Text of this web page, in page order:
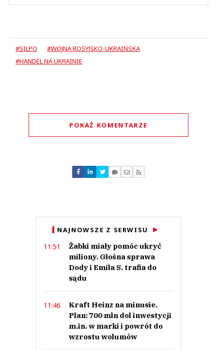
#SILPO
#WOJNA ROSYJSKO-UKRAIŃSKA
#HANDEL NA UKRAINIE
POKAŻ KOMENTARZE
Nie znaleziono komentarzy
Zostaw swoje komentarze
NAJNOWSZE Z SERWISU
11:51
Żabki miały pomóc ukryć
miliony. Głośna sprawa
Dody i Emila S. trafia do
sądu
11:46
Kraft Heinz na minusie.
Plan: 700 mln dol inwestycji
m.in. w marki i powrót do
wzrostu wolumów